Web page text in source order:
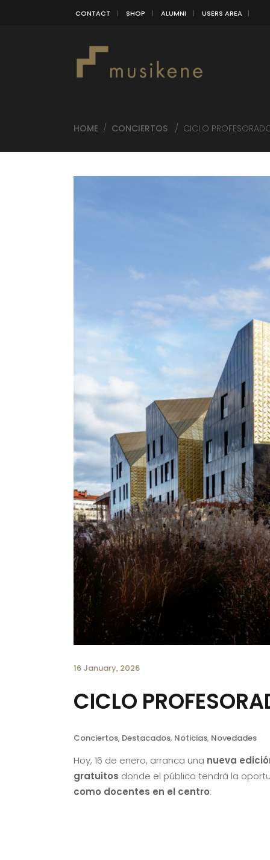
CONTACT SHOP ALUMNI USERS AREA
HOME / CONCIERTOS / CICLO
16 January, 2026
CICLO
Conciertos, Destacados, Noticias, Novedades
Hoy, 16 de enero, arranca una nueva
gratuitos donde el público tendrá la
como docentes en el centro: